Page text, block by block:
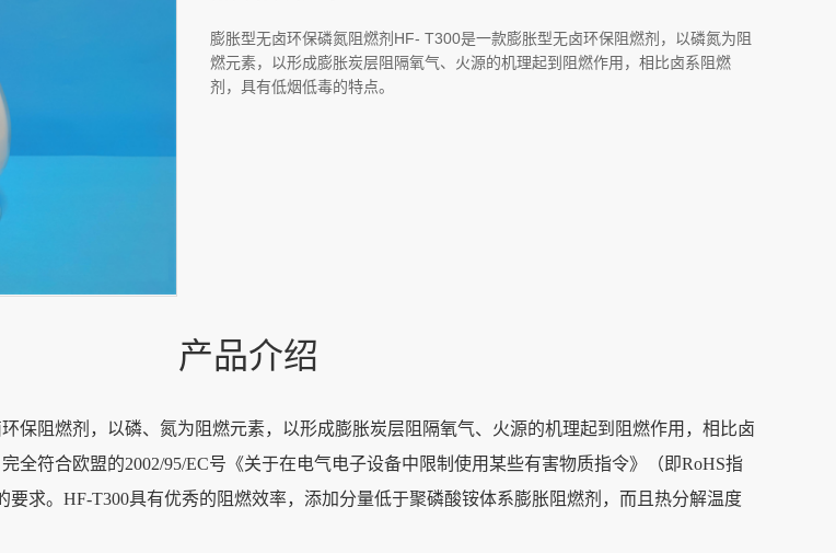
膨胀型无卤环保磷氮阻燃剂HF- T300是一款膨胀型无卤环保阻燃剂，以磷氮为阻
燃元素，以形成膨胀炭层阻隔氧气、火源的机理起到阻燃作用，相比卤系阻燃
剂，具有低烟低毒的特点。
产品介绍
保阻燃剂，以磷、氮为阻燃元素，以形成膨胀炭层阻隔氧气、火源的机理起到阻燃作用，相比卤
全符合欧盟的2002/95/EC号《关于在电气电子设备中限制使用某些有害物质指令》（即RoHS指
要求。HF-T300具有优秀的阻燃效率，添加分量低于聚磷酸铵体系膨胀阻燃剂，而且热分解温度